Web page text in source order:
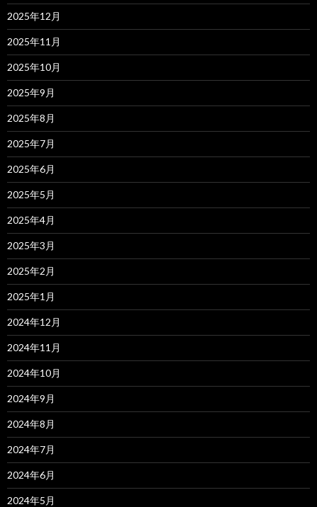
2025年12月
2025年11月
2025年10月
2025年9月
2025年8月
2025年7月
2025年6月
2025年5月
2025年4月
2025年3月
2025年2月
2025年1月
2024年12月
2024年11月
2024年10月
2024年9月
2024年8月
2024年7月
2024年6月
2024年5月